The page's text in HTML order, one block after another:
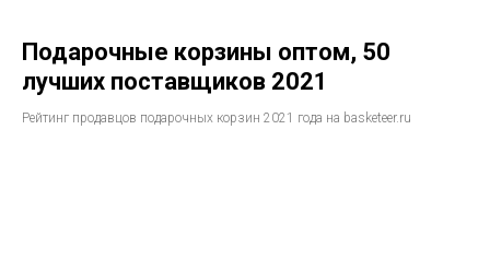
Подарочные корзины оптом, 50
лучших поставщиков 2021
Рейтинг продавцов подарочных корзин 2021 года на basketeer.ru